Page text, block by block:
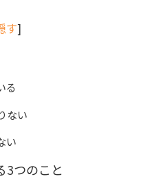
す]
る
ない
い
3つのこと